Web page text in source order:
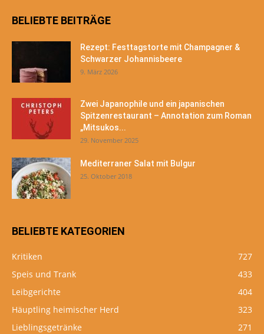
BELIEBTE BEITRÄGE
Rezept: Festtagstorte mit Champagner &
Schwarzer Johannisbeere
9. März 2026
Zwei Japanophile und ein japanischen
Spitzenrestaurant – Annotation zum Roman
„Mitsukos...
29. November 2025
Mediterraner Salat mit Bulgur
25. Oktober 2018
BELIEBTE KATEGORIEN
Kritiken
727
Speis und Trank
433
Leibgerichte
404
Häuptling heimischer Herd
323
Lieblingsgetränke
271